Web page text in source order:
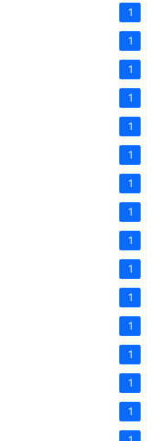
1
1
1
1
1
1
1
1
1
1
1
1
1
1
1